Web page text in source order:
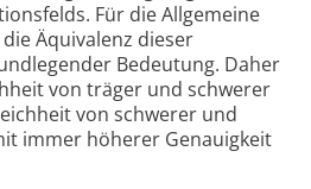
Für die Allgemeine
Äquivalenz dieser
Bedeutung. Daher
von träger und schwerer
von schwerer und
immer höherer Genauigkeit